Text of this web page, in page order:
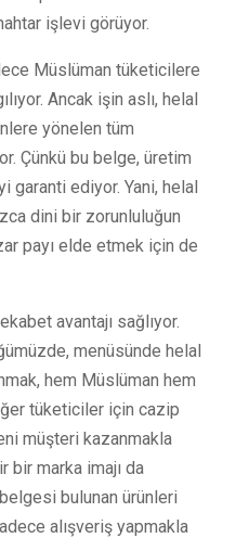
işlevi görüyor.
Müslüman tüketicilere
Ancak işin aslı, helal
yönelen tüm
Çünkü bu belge, üretim
garanti ediyor. Yani, helal
dini bir zorunluluğun
payı elde etmek için de
avantajı sağlıyor.
menüsünde helal
hem Müslüman hem
tüketiciler için cazip
müşteri kazanmakla
bir marka imajı da
bulunan ürünleri
alışveriş yapmakla